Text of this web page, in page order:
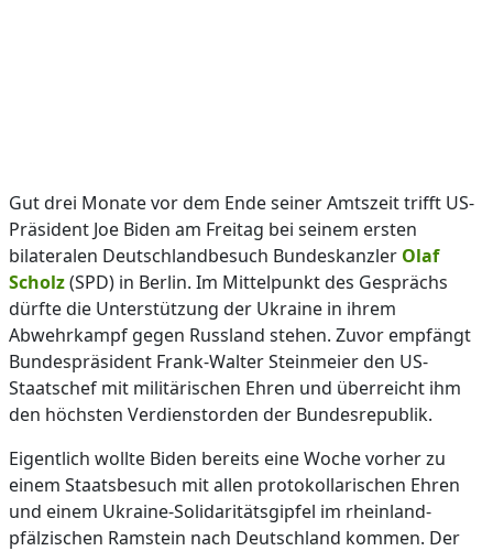
Gut drei Monate vor dem Ende seiner Amtszeit trifft US-
Präsident Joe Biden am Freitag bei seinem ersten
bilateralen Deutschlandbesuch Bundeskanzler Olaf
Scholz(SPD) in Berlin. Im Mittelpunkt des Gesprächs
dürfte die Unterstützung der Ukraine in ihrem
Abwehrkampf gegen Russland stehen. Zuvor empfängt
Bundespräsident Frank-Walter Steinmeier den US-
Staatschef mit militärischen Ehren und überreicht ihm
den höchsten Verdienstorden der Bundesrepublik.
Eigentlich wollte Biden bereits eine Woche vorher zu
einem Staatsbesuch mit allen protokollarischen Ehren
und einem Ukraine-Solidaritätsgipfel im rheinland-
pfälzischen Ramstein nach Deutschland kommen. Der